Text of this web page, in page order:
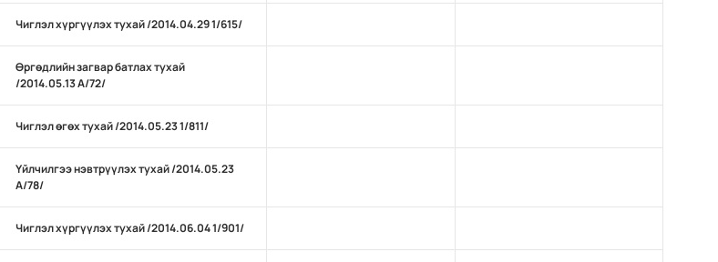
Чиглэл хүргүүлэх тухай /2014.04.29 1/615/
Өргөдлийн загвар батлах тухай
/2014.05.13 А/72/
Чиглэл өгөх тухай /2014.05.23 1/811/
Үйлчилгээ нэвтрүүлэх тухай /2014.05.23
А/78/
Чиглэл хүргүүлэх тухай /2014.06.04 1/901/